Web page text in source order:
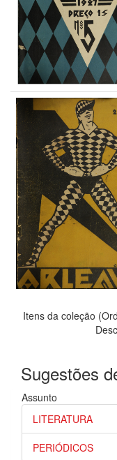
Itens da coleção
Sugestões
Assunto
LITERATURA
PERIÓDICOS